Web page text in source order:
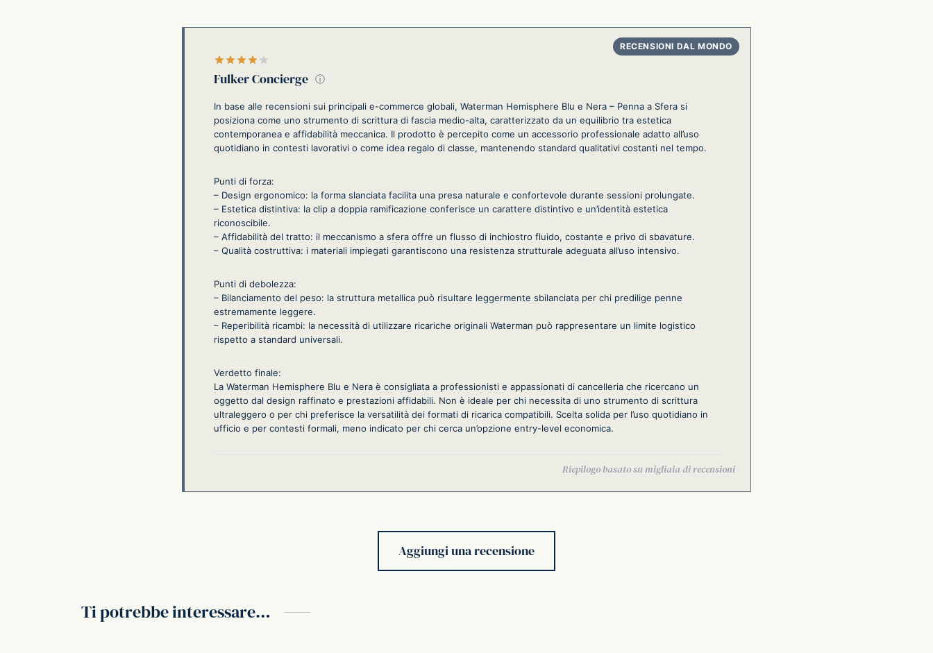
Fulker Concierge ⓘ
In base alle recensioni sui principali e-commerce globali, Waterman Hemisphere Blu e Nera – Penna a Sfera si
posiziona come uno strumento di scrittura di fascia medio-alta, caratterizzato da un equilibrio tra estetica
contemporanea e affidabilità meccanica. Il prodotto è percepito come un accessorio professionale adatto all’uso
quotidiano in contesti lavorativi o come idea regalo di classe, mantenendo standard qualitativi costanti nel tempo.
Punti di forza:
– Design ergonomico: la forma slanciata facilita una presa naturale e confortevole durante sessioni prolungate.
– Estetica distintiva: la clip a doppia ramificazione conferisce un carattere distintivo e un’identità estetica
riconoscibile.
– Affidabilità del tratto: il meccanismo a sfera offre un flusso di inchiostro fluido, costante e privo di sbavature.
– Qualità costruttiva: i materiali impiegati garantiscono una resistenza strutturale adeguata all’uso intensivo.
Punti di debolezza:
– Bilanciamento del peso: la struttura metallica può risultare leggermente sbilanciata per chi predilige penne
estremamente leggere.
– Reperibilità ricambi: la necessità di utilizzare ricariche originali Waterman può rappresentare un limite logistico
rispetto a standard universali.
Verdetto finale:
La Waterman Hemisphere Blu e Nera è consigliata a professionisti e appassionati di cancelleria che ricercano un
oggetto dal design raffinato e prestazioni affidabili. Non è ideale per chi necessita di uno strumento di scrittura
ultraleggero o per chi preferisce la versatilità dei formati di ricarica compatibili. Scelta solida per l’uso quotidiano in
ufficio e per contesti formali, meno indicato per chi cerca un’opzione entry-level economica.
Aggiungi una recensione
Ti potrebbe interessare…